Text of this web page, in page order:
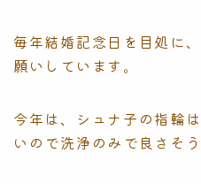
毎年結婚記念日を目処に
願いしています。
今年は、シュナ子の指輪
いので洗浄のみで良さそう